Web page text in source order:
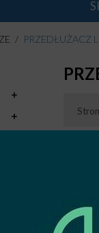
PRZEDŁUŻACZ